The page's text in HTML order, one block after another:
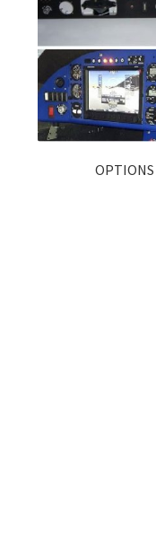
OPTIONS